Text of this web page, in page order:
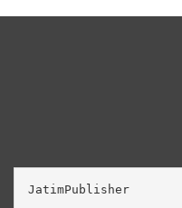
JatimPublisher